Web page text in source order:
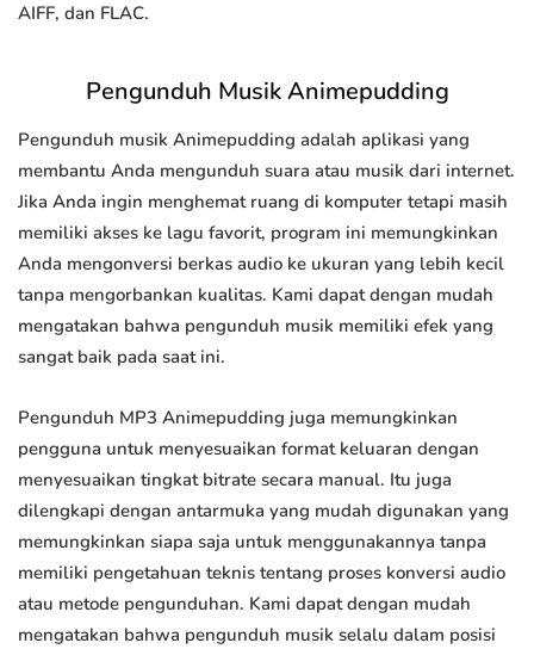
AIFF, dan FLAC.
Pengunduh Musik Animepudding
Pengunduh musik Animepudding adalah aplikasi yang
membantu Anda mengunduh suara atau musik dari internet.
Jika Anda ingin menghemat ruang di komputer tetapi masih
memiliki akses ke lagu favorit, program ini memungkinkan
Anda mengonversi berkas audio ke ukuran yang lebih kecil
tanpa mengorbankan kualitas. Kami dapat dengan mudah
mengatakan bahwa pengunduh musik memiliki efek yang
sangat baik pada saat ini.
Pengunduh MP3 Animepudding juga memungkinkan
pengguna untuk menyesuaikan format keluaran dengan
menyesuaikan tingkat bitrate secara manual. Itu juga
dilengkapi dengan antarmuka yang mudah digunakan yang
memungkinkan siapa saja untuk menggunakannya tanpa
memiliki pengetahuan teknis tentang proses konversi audio
atau metode pengunduhan. Kami dapat dengan mudah
mengatakan bahwa pengunduh musik selalu dalam posisi